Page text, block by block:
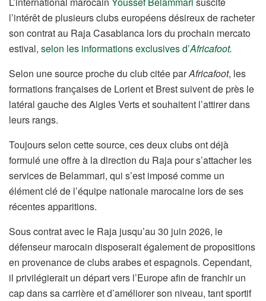
l’intérêt de plusieurs clubs européens désireux de racheter
son contrat au Raja Casablanca lors du prochain mercato
estival, selon les informations exclusives d’Africafoot.
Selon une source proche du club citée parAfricafoot, les
formations françaises de Lorient et Brest suivent de près le
latéral gauche des Aigles Verts et souhaitent l’attirer dans
leurs rangs.
Toujours selon cette source, ces deux clubs ont déjà
formulé une offre à la direction du Raja pour s’attacher les
services de Belammari, qui s’est imposé comme un
élément clé de l’équipe nationale marocaine lors de ses
récentes apparitions.
Sous contrat avec le Raja jusqu’au 30 juin 2026, le
défenseur marocain disposerait également de propositions
en provenance de clubs arabes et espagnols. Cependant,
il privilégierait un départ vers l’Europe afin de franchir un
cap dans sa carrière et d’améliorer son niveau, tant sportif